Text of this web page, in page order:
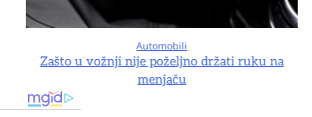
Automobili
Zašto u vožnji nije poželjno držati ruku na
menjaču